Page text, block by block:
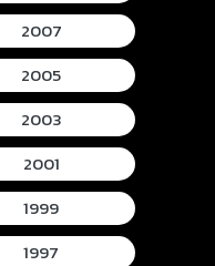
2007
2005
2003
2001
1999
1997